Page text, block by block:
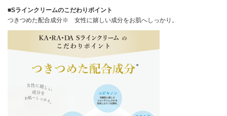
■Sラインクリームのこだわりポイント
つきつめた配合成分※ 女性に嬉しい成分をお肌へしっかり。